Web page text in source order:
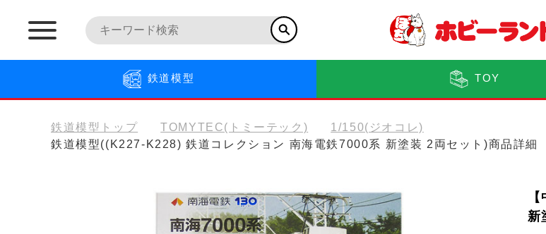
鉄道模型 TOY
鉄道模型トップ TOMYTEC(トミーテック)
1/150(ジオコレ)
鉄道模型((K227-K228) 鉄道コレクション 南海電鉄7000系 新塗装 2両セット)商品詳細
新